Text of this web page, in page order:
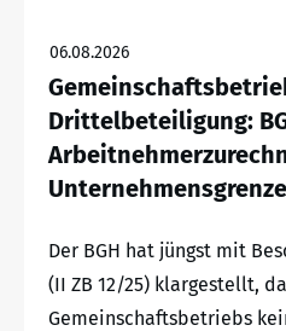
06.08.2026
Drittelbeteiligung:
Der BGH hat jüngst mit
(II ZB 12/25) klargestellt,
Gemeinschaftsbetriebs